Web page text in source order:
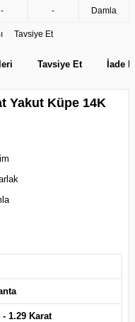
- - Damla
Tavsiye Et
Tavsiye Et İade
Yakut Küpe 14K
- 1.29 Karat